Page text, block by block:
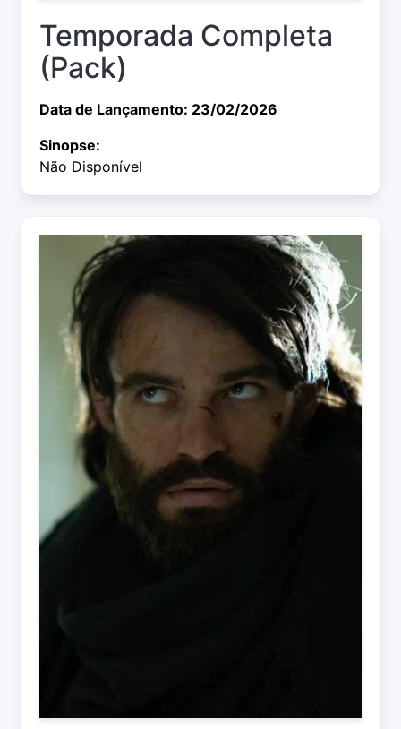
Temporada Completa
(Pack)
Data de Lançamento: 23/02/2026
Sinopse:
Não Disponível